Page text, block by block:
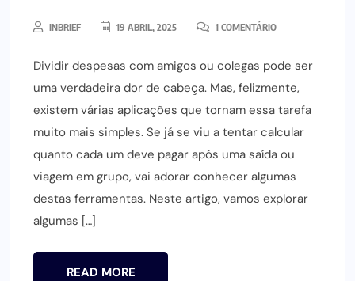
INBRIEF 19 ABRIL, 2025 1 COMENTÁRIO
Dividir despesas com amigos ou colegas pode ser
uma verdadeira dor de cabeça. Mas, felizmente,
existem várias aplicações que tornam essa tarefa
muito mais simples. Se já se viu a tentar calcular
quanto cada um deve pagar após uma saída ou
viagem em grupo, vai adorar conhecer algumas
destas ferramentas. Neste artigo, vamos explorar
algumas […]
READ MORE